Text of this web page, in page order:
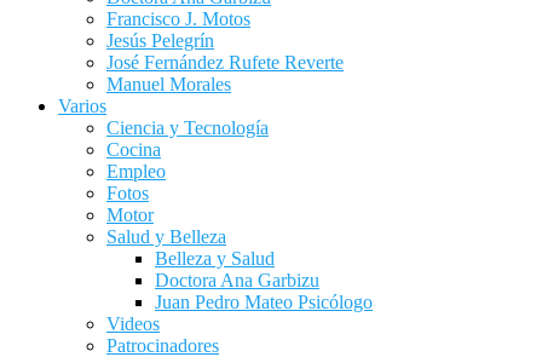
Francisco J. Motos
Jesús Pelegrín
José Fernández Rufete Reverte
Manuel Morales
Varios
Ciencia y Tecnología
Cocina
Empleo
Fotos
Motor
Salud y Belleza
Belleza y Salud
Doctora Ana Garbizu
Juan Pedro Mateo Psicólogo
Videos
Patrocinadores